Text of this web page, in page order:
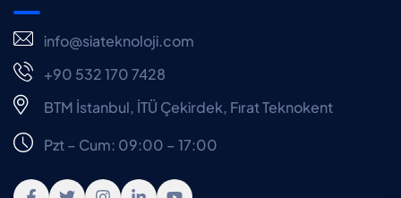
info@siateknoloji.com
+90 532 170 7428
BTM İstanbul, İTÜ Çekirdek, Fırat Teknokent
Pzt – Cum: 09:00 – 17:00